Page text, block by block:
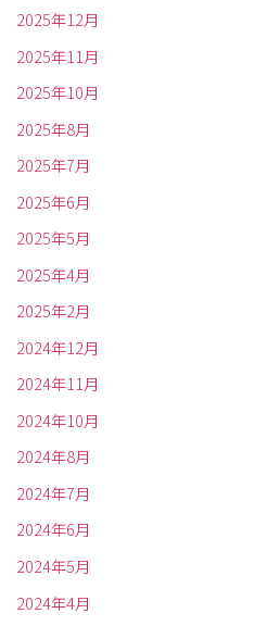
2025年12月
2025年11月
2025年10月
2025年8月
2025年7月
2025年6月
2025年5月
2025年4月
2025年2月
2024年12月
2024年11月
2024年10月
2024年8月
2024年7月
2024年6月
2024年5月
2024年4月